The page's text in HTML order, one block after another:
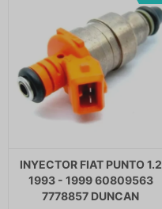
INYECTOR FIAT PUNTO 1.2
1993 - 1999 60809563
7778857 DUNCAN